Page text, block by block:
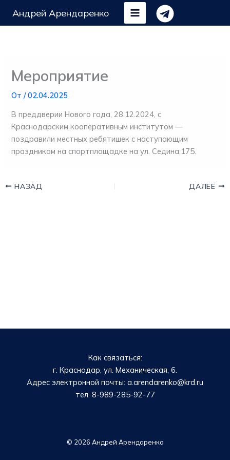
Андрей Арендаренко
Мероприятие
От/02.04.2025
В преддверии Нового года, 28.12.2024, с
Краснодарским кооперативным институтом —
поздравили местных ребятишек с наступающим
праздником на спортплощадке на ул. Седина,175.
НАЗАД ДАЛЕЕ
Как связаться:
г. Краснодар, ул. Механическая, 6.
Адрес электронной почты: a.arendarenko@krd.ru
тел. 8-989-285-92-77
© 2026 Андрей Арендаренко